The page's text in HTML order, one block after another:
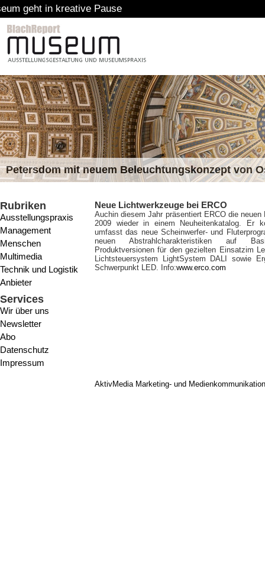
Petersdom mit neuem Beleuchtungskonzept von
Rubriken
Ausstellungspraxis
Management
Menschen
Multimedia
Technik und Logistik
Anbieter
Services
Wir über uns
Newsletter
Abo
Datenschutz
Impressum
Neue Lichtwerkzeuge bei ERCO
Auchin diesem Jahr präsentiert ERCO die
2009 wieder in einem Neuheitenkatalog. Er
umfasst das neue Scheinwerfer- und
neuen Abstrahlcharakteristiken auf
Produktversionen für den gezielten Einsatzim
Lichtsteuersystem LightSystem DALI sowie
Schwerpunkt LED. Info:www.erco.com
AktivMedia Marketing- und